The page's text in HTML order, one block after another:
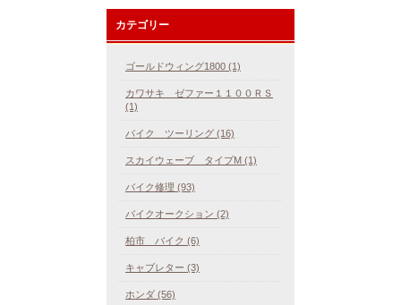
カテゴリー
ゴールドウィング1800 (1)
カワサキ ゼファー１１００ＲＳ
(1)
バイク ツーリング (16)
スカイウェーブ タイプM (1)
バイク修理 (93)
バイクオークション (2)
柏市 バイク (6)
キャブレター (3)
ホンダ (56)